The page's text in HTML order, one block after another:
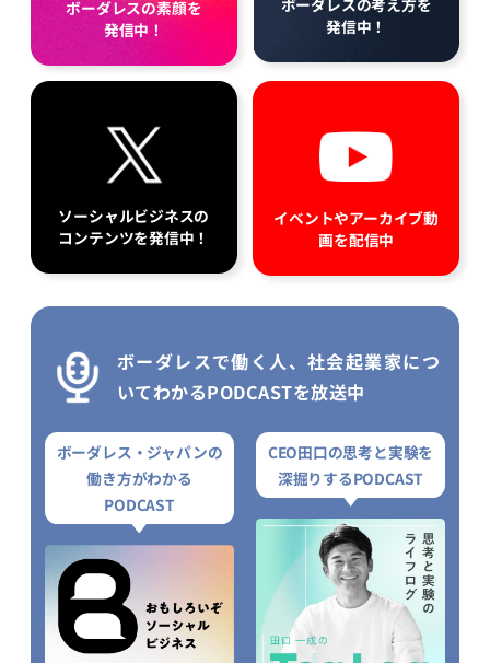
ボーダレスの素顔を
発信中！
ボーダレスの考え方を
発信中！
ソーシャルビジネスの
コンテンツを発信中！
イベントやアーカイブ動
画を配信中
ボーダレスで働く人、社会起業家につ
いてわかるPODCASTを放送中
ボーダレス・ジャパンの
働き方がわかる
PODCAST
CEO田口の思考と実験を
深掘りするPODCAST